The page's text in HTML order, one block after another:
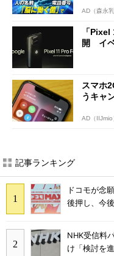
AD（森永乳
「
開 イベ
スマホ
うキャ
AD（IIJmio
記事ランキング
ドコモが念
後押し、今
NHK受信料
け「検討を